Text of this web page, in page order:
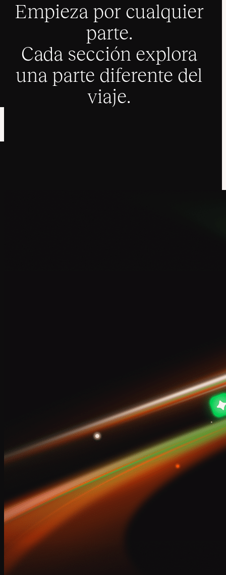
Empieza por cualquier
parte.
Cada sección explora
una parte diferente del
viaje.